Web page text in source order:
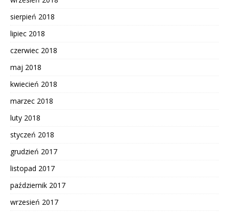
sierpień 2018
lipiec 2018
czerwiec 2018
maj 2018
kwiecień 2018
marzec 2018
luty 2018
styczeń 2018
grudzień 2017
listopad 2017
październik 2017
wrzesień 2017